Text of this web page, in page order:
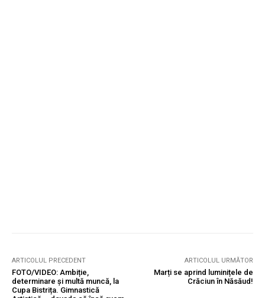
ARTICOLUL PRECEDENT
FOTO/VIDEO: Ambiție,
determinare și multă muncă, la
Cupa Bistrița. Gimnastică
ARTICOLUL URMĂTOR
Marți se aprind luminițele de
Crăciun în Năsăud!